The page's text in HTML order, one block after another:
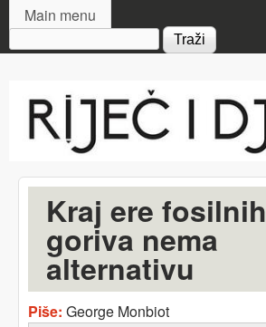
MAIN MENU
Main menu
Search form
i djelo
Kraj ere fosilnih
goriva nema
alternativu
Piše: George Monbiot